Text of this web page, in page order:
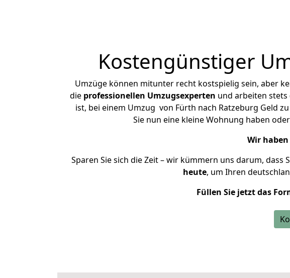
Kostengünstiger
Umzüge können mitunter recht kostspielig sein, aber
die professionellen Umzugsexperten und arbeiten stets
ist, bei einem Umzug von Fürth nach Ratzeburg Geld
Sie nun eine kleine Wohnung haben
Wir
Sparen Sie sich die Zeit – wir kümmern uns darum, dass
heute, um Ihren
Füllen Sie jetzt das